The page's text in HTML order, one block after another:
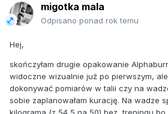
migotka mala
Odpisano ponad rok temu
Hej,
skończyłam drugie opakowanie
widoczne wizualnie już po pierwszym,
dokonywać pomiarów w talii czy na
sobie zaplanowałam kurację. Na wadze